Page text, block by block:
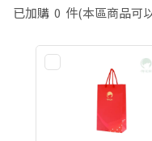
已加購 0 件(本區商品可